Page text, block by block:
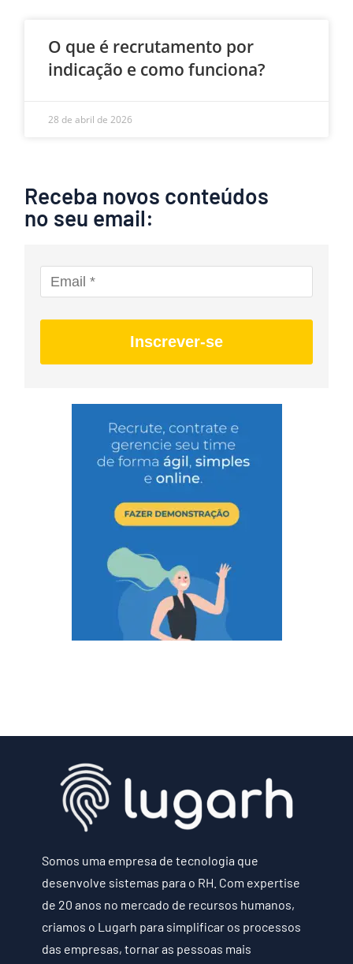
O que é recrutamento por
indicação e como funciona?
28 de abril de 2026
Receba novos conteúdos
no seu email:
Inscrever-se
Somos uma empresa de tecnologia que
desenvolve sistemas para o RH. Com expertise
de 20 anos no mercado de recursos humanos,
criamos o Lugarh para simplificar os processos
das empresas, tornar as pessoas mais